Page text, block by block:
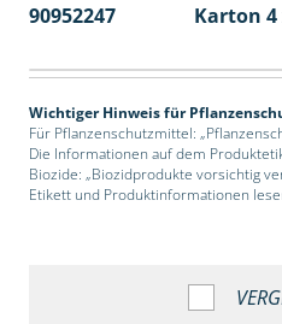
90952247 Karton
Wichtiger Hinweis für
Für Pflanzenschutzmittel:
Die Informationen auf dem
Biozide: „Biozidprodukte vorsichtig
Etikett und Produktinformationen